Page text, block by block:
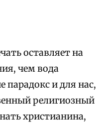
оставляет на
чем вода
парадокс и для нас,
религиозный
христианина,